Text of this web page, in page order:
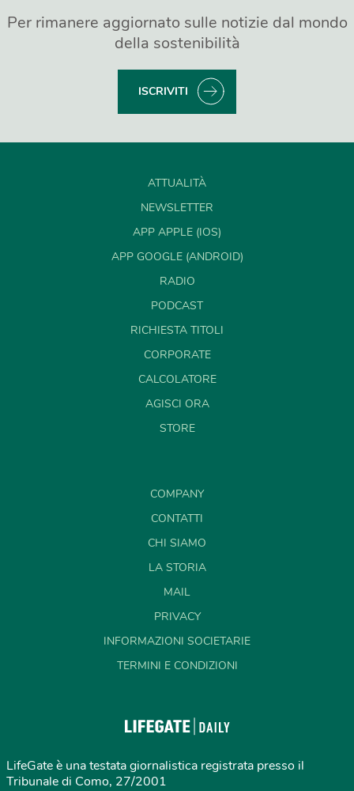
Per rimanere aggiornato sulle notizie dal mondo
della sostenibilità
ISCRIVITI
ATTUALITÀ
NEWSLETTER
APP APPLE (IOS)
APP GOOGLE (ANDROID)
RADIO
PODCAST
RICHIESTA TITOLI
CORPORATE
CALCOLATORE
AGISCI ORA
STORE
COMPANY
CONTATTI
CHI SIAMO
LA STORIA
MAIL
PRIVACY
INFORMAZIONI SOCIETARIE
TERMINI E CONDIZIONI
LifeGate è una testata giornalistica registrata presso il
Tribunale di Como, 27/2001